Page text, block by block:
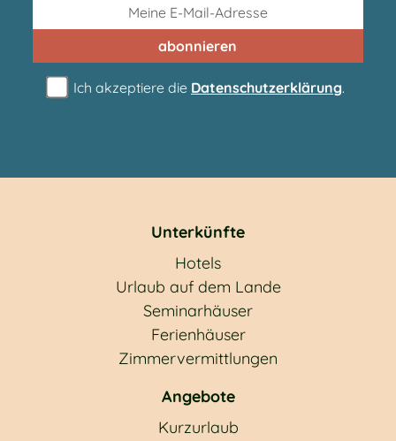
abonnieren
Ich akzeptiere die Datenschutzerklärung.
Unterkünfte
Hotels
Urlaub auf dem Lande
Seminarhäuser
Ferienhäuser
Zimmervermittlungen
Angebote
Kurzurlaub